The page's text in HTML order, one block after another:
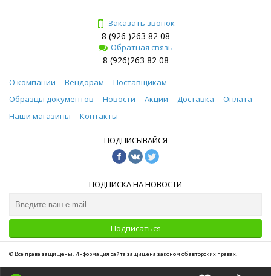
Заказать звонок
8 (926 )263 82 08
Обратная связь
8 (926)263 82 08
О компании Вендорам
Поставщикам
Образцы документов
Новости Акции Доставка
Оплата
Наши магазины
Контакты
ПОДПИСЫВАЙСЯ
ПОДПИСКА НА НОВОСТИ
Подписаться
© Все права защищены. Информация сайта защищена законом об авторских правах.